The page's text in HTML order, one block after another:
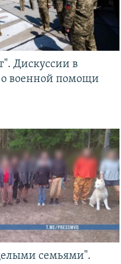
Дискуссии в
военной помощи
семьями".